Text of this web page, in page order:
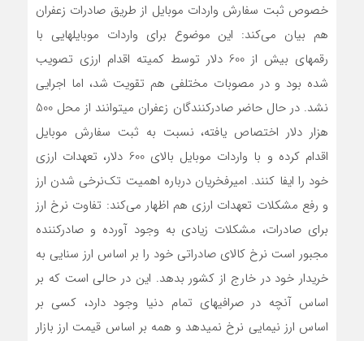
خصوص ثبت سفارش واردات موبایل از طریق صادرات زعفران
هم بیان می‌کند: این موضوع برای واردات موبایلهایی با
رقمهای بیش از 600 دلار توسط کمیته اقدام ارزی تصویب
شده بود و در مصوبات مختلفی هم تقویت شد، اما اجرایی
نشد. در حال حاضر صادرکنندگان زعفران میتوانند از محل 500
هزار دلار اختصاص یافته، نسبت به ثبت سفارش موبایل
اقدام کرده و با واردات موبایل بالای 600 دلار، تعهدات ارزی
خود را ایفا کنند. امیرفخریان درباره اهمیت تک‌نرخی شدن ارز
و رفع مشکلات تعهدات ارزی هم اظهار می‌کند: تفاوت نرخ ارز
برای صادرات، مشکلات زیادی به وجود آورده و صادرکننده
مجبور است نرخ کالای صادراتی خود را بر اساس ارز سنایی به
خریدار خود در خارج از کشور بدهد. این در حالی است که بر
اساس آنچه در صرافیهای تمام دنیا وجود دارد، کسی بر
اساس ارز نیمایی نرخ نمیدهد و همه بر اساس قیمت ارز بازار